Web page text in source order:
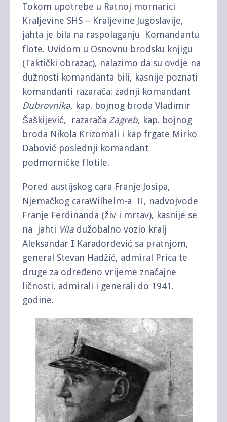
Tokom upotrebe u Ratnoj mornarici
Kraljevine SHS – Kraljevine Jugoslavije,
jahta je bila na raspolaganju Komandantu
flote. Uvidom u Osnovnu brodsku knjigu
(Taktički obrazac), nalazimo da su ovdje na
dužnosti komandanta bili, kasnije poznati
komandanti razarača: zadnji komandant
Dubrovnika, kap. bojnog broda Vladimir
Šaškijević, razarača Zagreb, kap. bojnog
broda Nikola Krizomali i kap frgate Mirko
Dabović poslednji komandant
podmorničke flotile.
Pored austijskog cara Franje Josipa,
Njemačkog caraWilhelm-a II, nadvojvode
Franje Ferdinanda (živ i mrtav), kasnije se
na jahti Vila dužobalno vozio kralj
Aleksandar I Karađorđević sa pratnjom,
general Stevan Hadžić, admiral Prica te
druge za određeno vrijeme značajne
ličnosti, admirali i generali do 1941.
godine.